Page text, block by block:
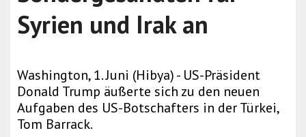
Syrien und Irak an
Washington, 1. Juni (Hibya) - US-Präsident
Donald Trump äußerte sich zu den neuen
Aufgaben des US-Botschafters in der Türkei,
Tom Barrack.